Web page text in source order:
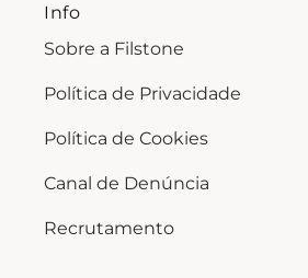
Info
Sobre a Filstone
Política de Privacidade
Política de Cookies
Canal de Denúncia
Recrutamento